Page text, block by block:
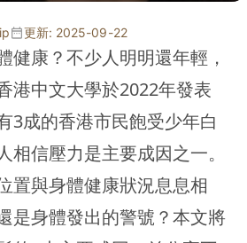
更新: 2025-09-22
健康？不少人明明還年輕，
港中文大學於2022年發表
3成的香港市民飽受少年白
相信壓力是主要成因之一。
置與身體健康狀況息息相
是身體發出的警號？本文將